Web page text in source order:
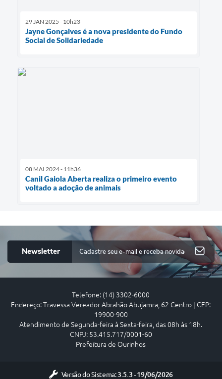
29 JAN 2025 - 10h23
Jayne Gonçalves é a nova presidente do Fundo
Social de Solidariedade
08 MAI 2024 - 11h36
Canil Gaiola Aberta realiza o primeiro evento
voltado a adoção de animais
Newsletter
Telefone: (14) 3302-6000
Endereço: Travessa Vereador Abrahão Abujamra, 62 Centro | CEP:
19900-900
Atendimento de Segunda-feira à Sexta-feira, das 08h às 18h.
CNPJ: 53.415.717/0001-60
Prefeitura de Ourinhos
Versão do Sistema:3.5.3 - 19/06/2026